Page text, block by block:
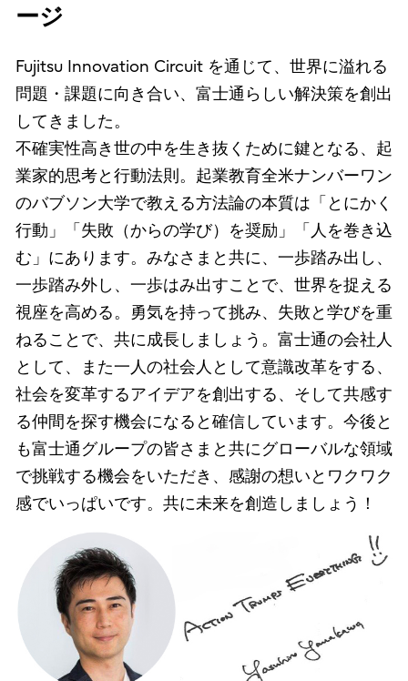
ージ
Fujitsu Innovation Circuit を通じて、世界に溢れる
問題・課題に向き合い、富士通らしい解決策を創出
してきました。
不確実性高き世の中を生き抜くために鍵となる、起
業家的思考と行動法則。起業教育全米ナンバーワン
のバブソン大学で教える方法論の本質は「とにかく
行動」「失敗（からの学び）を奨励」「人を巻き込
む」にあります。みなさまと共に、一歩踏み出し、
一歩踏み外し、一歩はみ出すことで、世界を捉える
視座を高める。勇気を持って挑み、失敗と学びを重
ねることで、共に成長しましょう。富士通の会社人
として、また一人の社会人として意識改革をする、
社会を変革するアイデアを創出する、そして共感す
る仲間を探す機会になると確信しています。今後と
も富士通グループの皆さまと共にグローバルな領域
で挑戦する機会をいただき、感謝の想いとワクワク
感でいっぱいです。共に未来を創造しましょう！